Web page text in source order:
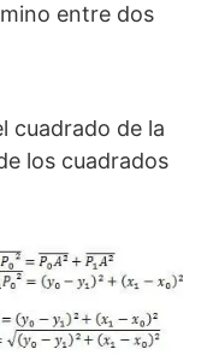
entre dos
cuadrado de la
los cuadrados